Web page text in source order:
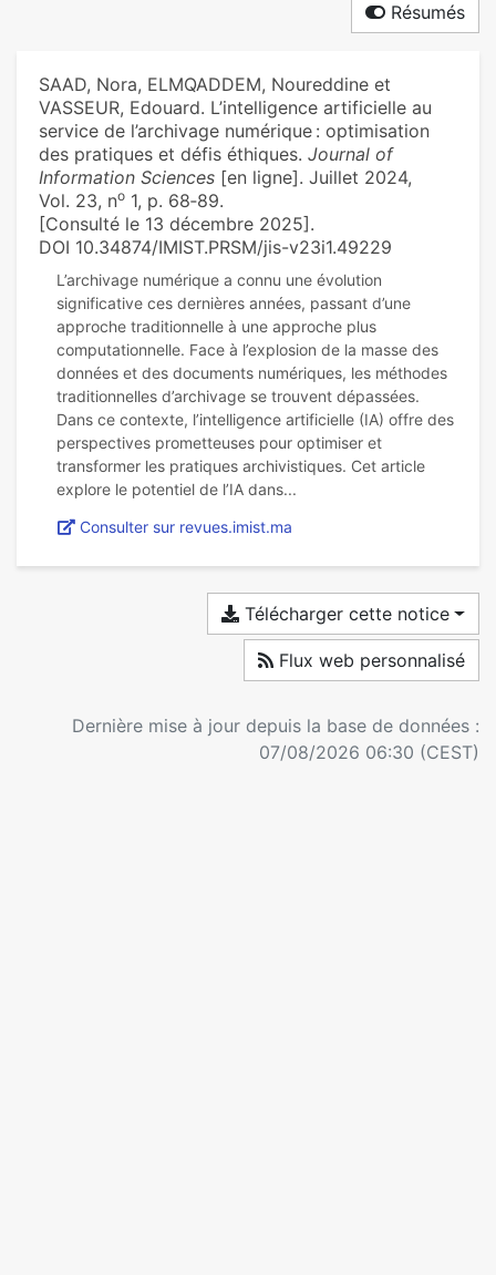
Résumés
SAAD, Nora, ELMQADDEM, Noureddine et
VASSEUR, Edouard. L’intelligence artificielle au
service de l’archivage numérique : optimisation
des pratiques et défis éthiques. Journal of
Information Sciences [en ligne]. Juillet 2024,
Vol. 23, no 1, p. 68‑89.
[Consulté le 13 décembre 2025].
DOI 10.34874/IMIST.PRSM/jis-v23i1.49229
L’archivage numérique a connu une évolution
significative ces dernières années, passant d’une
approche traditionnelle à une approche plus
computationnelle. Face à l’explosion de la masse des
données et des documents numériques, les méthodes
traditionnelles d’archivage se trouvent dépassées.
Dans ce contexte, l’intelligence artificielle (IA) offre des
perspectives prometteuses pour optimiser et
transformer les pratiques archivistiques. Cet article
Consulter sur revues.imist.ma
Télécharger cette notice
Flux web personnalisé
Dernière mise à jour depuis la base de données :
07/08/2026 06:30 (CEST)